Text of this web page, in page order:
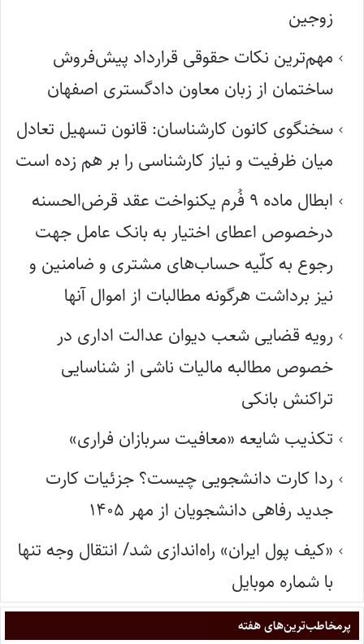
زوجین
مهم‌ترین نکات حقوقی قرارداد پیش‌فروش
ساختمان از زبان معاون دادگستری اصفهان
سخنگوی کانون کارشناسان: قانون تسهیل تعادل
میان ظرفیت و نیاز کارشناسی را بر هم زده است
ابطال ماده ۹ فُرم یکنواخت عقد قرض‌الحسنه
درخصوص اعطای اختیار به بانک عامل جهت
رجوع به کلّیه حساب‌های مشتری و ضامنین و
نیز برداشت هرگونه مطالبات از اموال آنها
رویه قضایی شعب دیوان عدالت اداری در
خصوص مطالبه مالیات ناشی از شناسایی
تراکنش بانکی
تکذیب شایعه «معافیت سربازان فراری»
ردا کارت دانشجویی چیست؟ جزئیات کارت
جدید رفاهی دانشجویان از مهر ۱۴۰۵
«کیف پول ایران» راه‌اندازی شد/ انتقال وجه تنها
با شماره موبایل
پر‌مخاطب‌ترین‌های هفته